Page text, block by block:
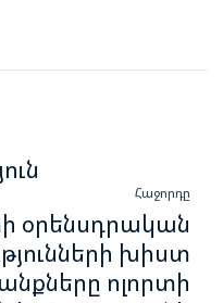
Հաջորդը
օրենսդրական
խիստ
ոլորտի